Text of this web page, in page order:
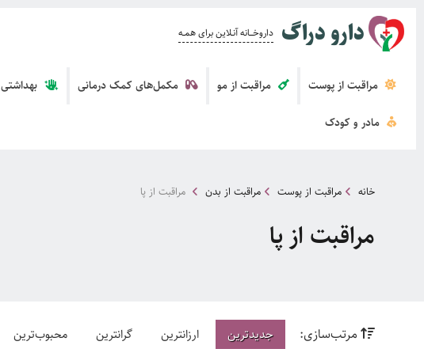
دارو دراگ داروخــــانه آنــلاین برای همــه
مراقبت از پوست مراقبت از مو مکمل‌های کمک درمانی بهداشتی
مادر و کودک
خانه مراقبت از پوست مراقبت از بدن مراقبت از پا
مراقبت از پا
مرتب‌سازی: جدیدترین ارزانترین گرانترین محبوب‌ترین